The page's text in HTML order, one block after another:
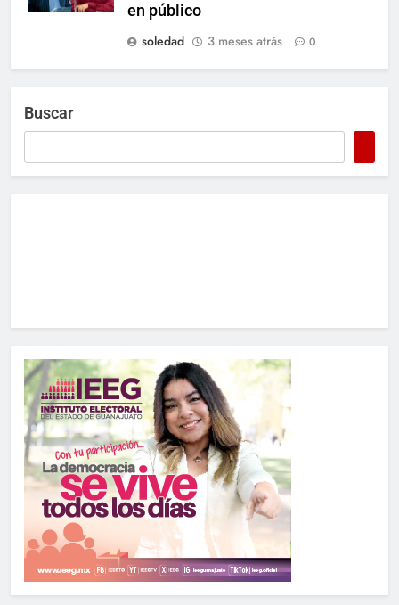
en público
soledad
3 meses atrás 0
Buscar